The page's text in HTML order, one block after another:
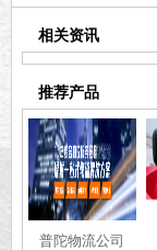
相关资讯
推荐产品
普陀物流公司